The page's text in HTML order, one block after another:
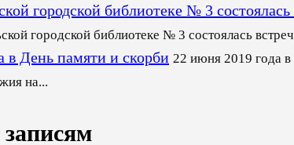
городской библиотеке № 3
городской библиотеке № 3 состоялась
в День памяти и скорби 22 июня 2019 года
на...